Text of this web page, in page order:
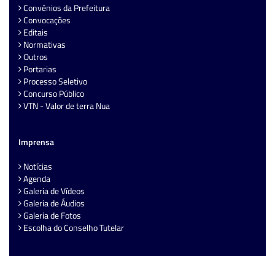
Convênios da Prefeitura
Convocações
Editais
Normativas
Outros
Portarias
Processo Seletivo
Concurso Público
VTN - Valor de terra Nua
Imprensa
Notícias
Agenda
Galeria de Vídeos
Galeria de Áudios
Galeria de Fotos
Escolha do Conselho Tutelar